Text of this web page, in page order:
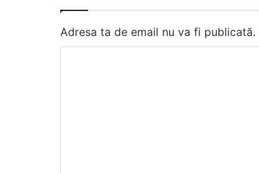
Adresa ta de email nu va fi publicată.